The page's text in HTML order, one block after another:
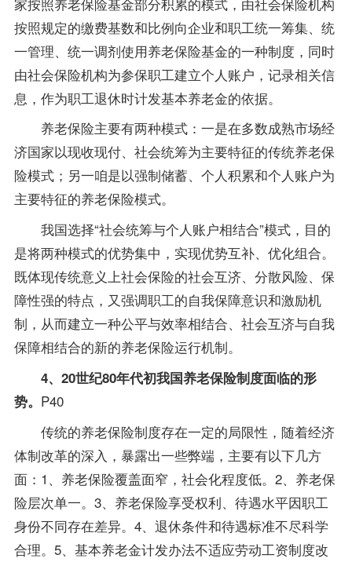
按照规定的缴费基数和比例向企业和职工统一筹集、统
一管理、统一调剂使用养老保险基金的一种制度，同时
由社会保险机构为参保职工建立个人账户，记录相关信
息，作为职工退休时计发基本养老金的依据。
养老保险主要有两种模式：一是在多数成熟市场经
济国家以现收现付、社会统筹为主要特征的传统养老保
险模式；另一咱是以强制储蓄、个人积累和个人账户为
主要特征的养老保险模式。
我国选择“社会统筹与个人账户相结合”模式，目的
是将两种模式的优势集中，实现优势互补、优化组合。
既体现传统意义上社会保险的社会互济、分散风险、保
障性强的特点，又强调职工的自我保障意识和激励机
制，从而建立一种公平与效率相结合、社会互济与自我
保障相结合的新的养老保险运行机制。
4、20世纪80年代初我国养老保险制度面临的形
势。 P40
传统的养老保险制度存在一定的局限性，随着经济
体制改革的深入，暴露出一些弊端，主要有以下几方
面：1、养老保险覆盖面窄，社会化程度低。2、养老保
险层次单一。3、养老保险享受权利、待遇水平因职工
身份不同存在差异。4、退休条件和待遇标准不尽科学
合理。5、基本养老金计发办法不适应劳动工资制度改